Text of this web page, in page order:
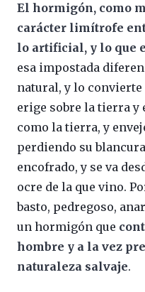
El hormigón, como
carácter limítrofe
lo artificial, y lo que
esa impostada
natural, y lo
erige sobre la tierra y
como la tierra, y
perdiendo su
encofrado, y se va
ocre de la que vino.
basto, pedregoso,
un hormigón que
hombre y a la vez
naturaleza salvaje.